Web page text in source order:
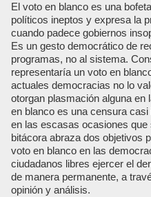
El voto en blanco es una
políticos ineptos y expresa la
cuando padece gobiernos
Es un gesto democrático de
programas, no al sistema.
representaría un voto en
actuales democracias no lo
otorgan plasmación alguna en
en blanco es una censura
en las escasas ocasiones
bitácora abraza dos objetivos
voto en blanco en las
ciudadanos libres ejercer el
de manera permanente, a
opinión y análisis.